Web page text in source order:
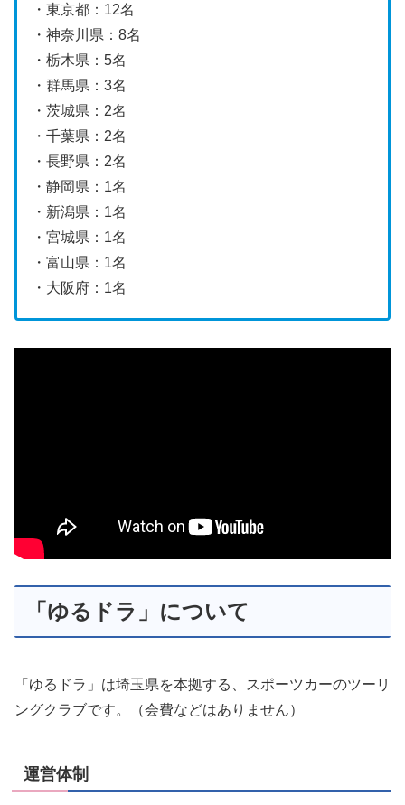
・東京都：12名
・神奈川県：8名
・栃木県：5名
・群馬県：3名
・茨城県：2名
・千葉県：2名
・長野県：2名
・静岡県：1名
・新潟県：1名
・宮城県：1名
・富山県：1名
・大阪府：1名
「ゆるドラ」について
「ゆるドラ」は埼玉県を本拠する、スポーツカーのツーリ
ングクラブです。（会費などはありません）
運営体制